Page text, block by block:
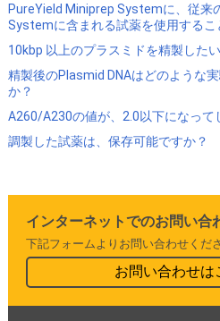
PureYield Miniprep Systemに、従来
Systemに含まれる試薬を使用するこ
10kbp 以上のプラスミドを精製した
精製後のPlasmid DNAはどのような
か？
A260/A230の値が、2.0以下になって
調製した試薬は、保存可能ですか？
インターネットでのお問い合
下記フォームよりお問い合わせくださ
お問い合わせは